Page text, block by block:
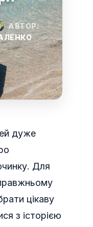
АВТОР:
дуже
Для
цікаву
з історією